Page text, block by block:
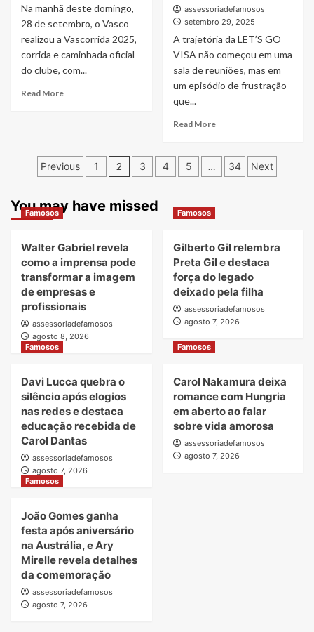
Na manhã deste domingo,
28 de setembro, o Vasco
realizou a Vascorrida 2025,
corrida e caminhada oficial
do clube, com...
Read MoreRead
é
realizada
grande
sucesso
Januário
assessoriadefamosos
setembro 29, 2025
A trajetória da LET’S GO
VISA não começou em uma
sala de reuniões, mas em
um episódio de frustração
que...
Read MoreRead
LET’S
GO
pessoal
transforma
em
referência
nacional
em
Paginação
posts
Previous 1 2 3 4 5 … 34 Next
You may have missed
Famosos
Walter Gabriel revela
como a imprensa pode
transformar a imagem
de empresas e
profissionais
assessoriadefamosos
agosto 8, 2026
Famosos
Gilberto Gil relembra
Preta Gil e destaca
força do legado
deixado pela filha
assessoriadefamosos
agosto 7, 2026
Famosos
Davi Lucca quebra o
silêncio após elogios
nas redes e destaca
educação recebida de
Carol Dantas
assessoriadefamosos
agosto 7, 2026
Famosos
Carol Nakamura deixa
romance com Hungria
em aberto ao falar
sobre vida amorosa
assessoriadefamosos
agosto 7, 2026
Famosos
João Gomes ganha
festa após aniversário
na Austrália, e Ary
Mirelle revela detalhes
da comemoração
assessoriadefamosos
agosto 7, 2026